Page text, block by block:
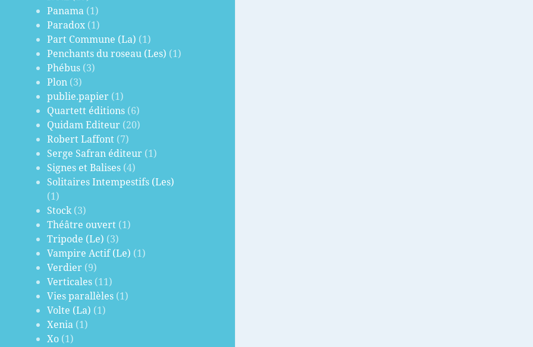
Panama (1)
Paradox (1)
Part Commune (La) (1)
Penchants du roseau (Les) (1)
Phébus (3)
Plon (3)
publie.papier (1)
Quartett éditions (6)
Quidam Editeur (20)
Robert Laffont (7)
Serge Safran éditeur (1)
Signes et Balises (4)
Solitaires Intempestifs (Les)
(1)
Stock(3)
Théâtre ouvert (1)
Tripode (Le) (3)
Vampire Actif (Le) (1)
Verdier (9)
Verticales (11)
Vies parallèles (1)
Volte (La) (1)
Xenia (1)
Xo (1)